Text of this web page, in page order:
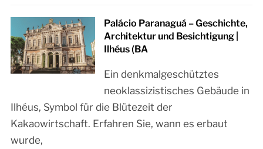
Palácio Paranaguá – Geschichte,
Architektur und Besichtigung |
Ilhéus (BA
Ein denkmalgeschütztes
neoklassizistisches Gebäude in
Ilhéus, Symbol für die Blütezeit der
Kakaowirtschaft. Erfahren Sie, wann es erbaut
wurde,